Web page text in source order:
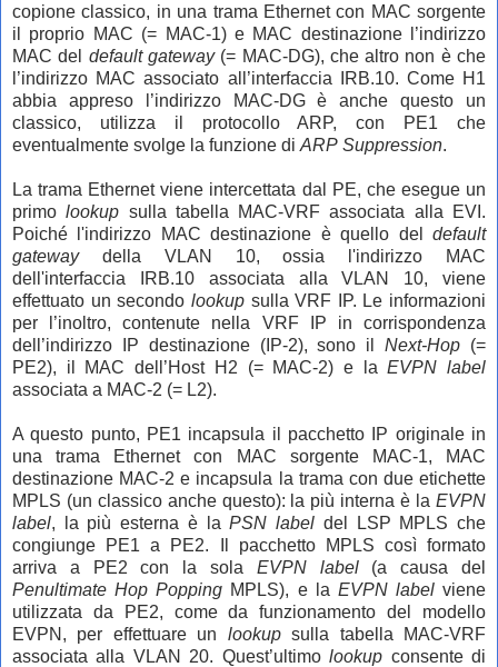
copione classico, in una trama Ethernet con MAC sorgente
il proprio MAC (= MAC-1) e MAC destinazione l’indirizzo
MAC del default gateway(= MAC-DG), che altro non è che
l’indirizzo MAC associato all’interfaccia IRB.10. Come H1
abbia appreso l’indirizzo MAC-DG è anche questo un
classico, utilizza il protocollo ARP, con PE1 che
eventualmente svolge la funzione di ARP Suppression.
La trama Ethernet viene intercettata dal PE, che esegue un
primolookup sulla tabella MAC-VRF associata alla EVI.
Poiché l'indirizzo MAC destinazione è quello del default
gatewaydella VLAN 10, ossia l'indirizzo MAC
dell'interfaccia IRB.10 associata alla VLAN 10, viene
effettuato un secondo lookup sulla VRF IP. Le informazioni
per l’inoltro, contenute nella VRF IP in corrispondenza
dell’indirizzo IP destinazione (IP-2), sono ilNext-Hop (=
PE2), il MAC dell’Host H2 (= MAC-2) e laEVPN label
associata a MAC-2 (= L2).
A questo punto, PE1 incapsula il pacchetto IP originale in
una trama Ethernet con MAC sorgente MAC-1, MAC
destinazione MAC-2 e incapsula la trama con due etichette
MPLS (un classico anche questo): la più interna è la EVPN
label, la più esterna è laPSN label del LSP MPLS che
congiunge PE1 a PE2. Il pacchetto MPLS così formato
arriva a PE2 con la sola EVPN label(a causa del
Penultimate Hop Popping MPLS), e la EVPN labelviene
utilizzata da PE2, come da funzionamento del modello
EVPN, per effettuare un lookupsulla tabella MAC-VRF
associata alla VLAN 20. Quest’ultimolookup consente di